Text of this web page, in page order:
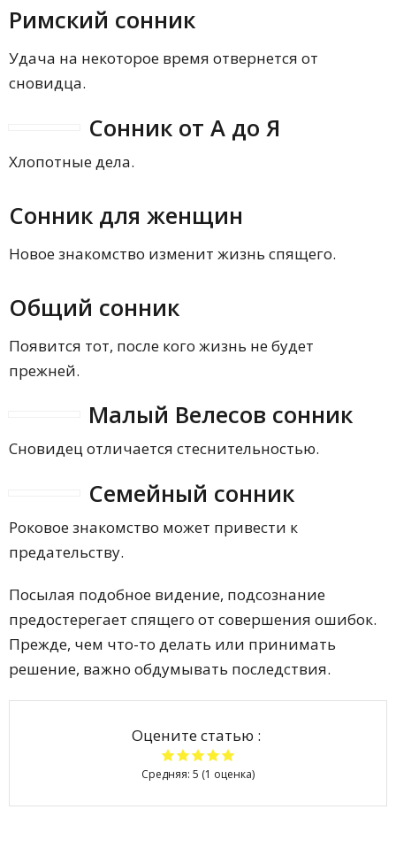
Римский сонник
Удача на некоторое время отвернется от
сновидца.
Сонник от А до Я
Хлопотные дела.
Сонник для женщин
Новое знакомство изменит жизнь спящего.
Общий сонник
Появится тот, после кого жизнь не будет
прежней.
Малый Велесов сонник
Сновидец отличается стеснительностью.
Семейный сонник
Роковое знакомство может привести к
предательству.
Посылая подобное видение, подсознание
предостерегает спящего от совершения ошибок.
Прежде, чем что-то делать или принимать
решение, важно обдумывать последствия.
Оцените статью :
Средняя: 5 (1 оценка)